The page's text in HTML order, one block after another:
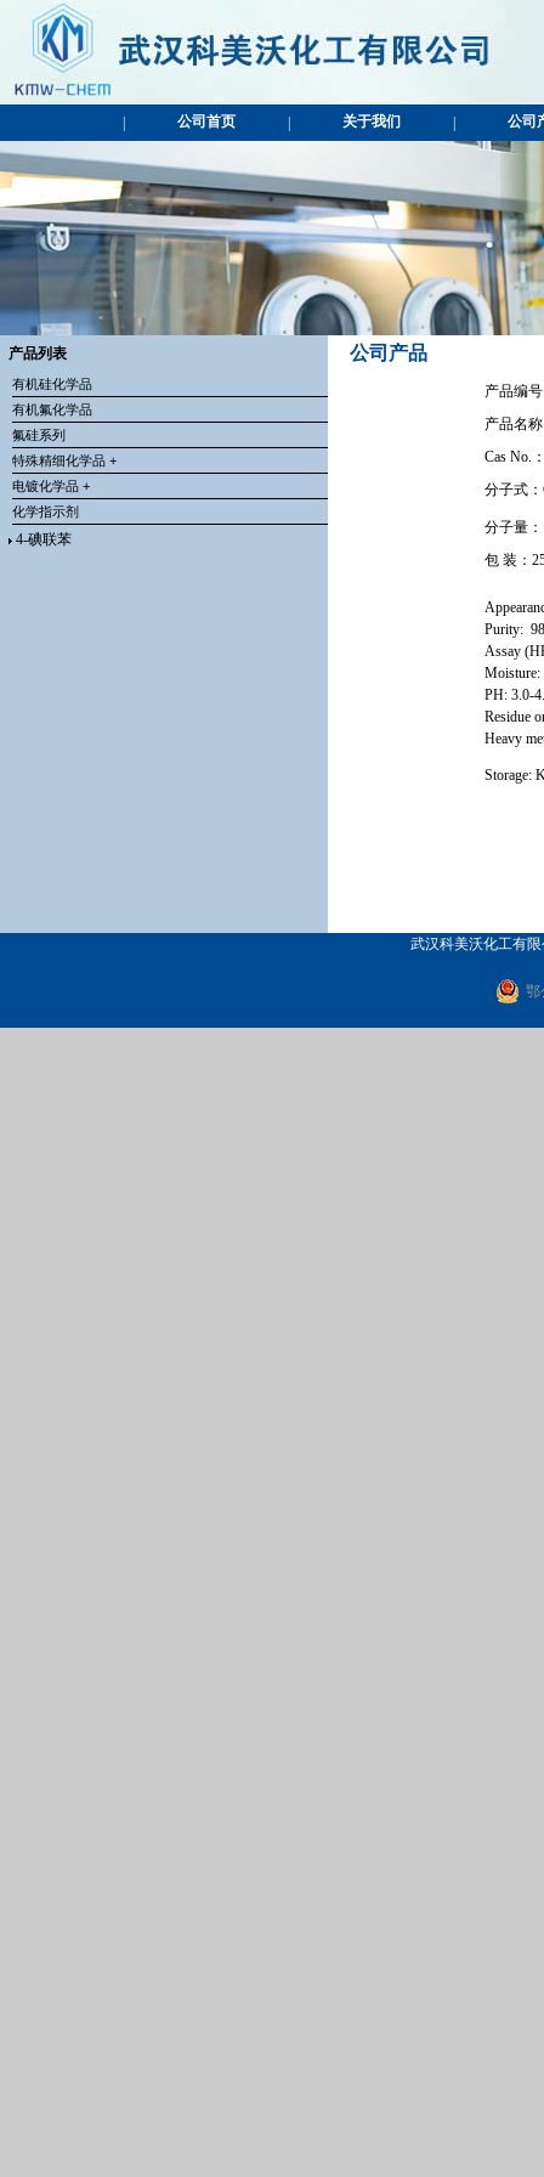
公司首页 关于我们 公司
产品列表
有机硅化学品
有机氟化学品
氟硅系列
特殊精细化学品 +
电镀化学品 +
化学指示剂
4-碘联苯
公司产品
产品编
产品名
Cas No.
分子式
分子量
包 装：
Purity:
Assay
Moisture:
PH: 3.0-
Residue
Heavy
Storage:
武汉科美沃化工有
鄂